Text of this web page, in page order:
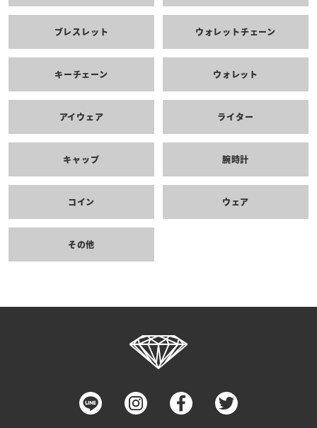
ブレスレット ウォレットチェーン
キーチェーン ウォレット
アイウェア ライター
キャップ 腕時計
コイン ウェア
その他